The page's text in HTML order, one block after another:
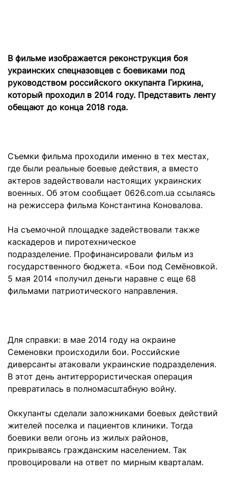
В фильме изображается реконструкция боя
украинских спецназовцев с боевиками под
руководством российского оккупанта Гиркина,
который проходил в 2014 году. Представить ленту
обещают до конца 2018 года.
Съемки фильма проходили именно в тех местах,
где были реальные боевые действия, а вместо
актеров задействовали настоящих украинских
военных. Об этом сообщает 0626.сom.ua ссылаясь
на режиссера фильма Константина Коновалова.
На съемочной площадке задействовали также
каскадеров и пиротехническое
подразделение. Профинансировали фильм из
государственного бюджета. «Бои под Семёновкой.
5 мая 2014 «получил деньги наравне с еще 68
фильмами патриотического направления.
Для справки: в мае 2014 году на окраине
Семеновки происходили бои. Российские
диверсанты атаковали украинские подразделения.
В этот день антитеррористическая операция
превратилась в полномасштабную войну.
Оккупанты сделали заложниками боевых действий
жителей поселка и пациентов клиники. Тогда
боевики вели огонь из жилых районов,
прикрываясь гражданским населением. Так
провоцировали на ответ по мирным кварталам.